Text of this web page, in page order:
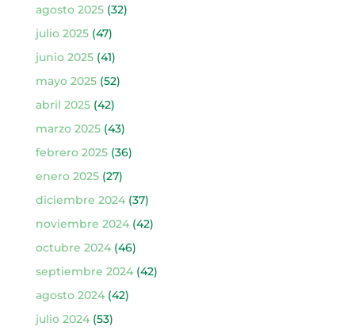
agosto 2025(32)
julio 2025(47)
junio 2025(41)
mayo 2025(52)
abril 2025(42)
marzo 2025(43)
febrero 2025(36)
enero 2025(27)
diciembre 2024(37)
noviembre 2024(42)
octubre 2024(46)
septiembre 2024(42)
agosto 2024(42)
julio 2024(53)